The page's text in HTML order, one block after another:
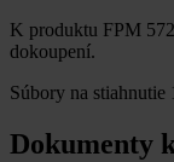
K produktu FPM
dokoupení.
Súbory na stiahnutie
Dokumenty